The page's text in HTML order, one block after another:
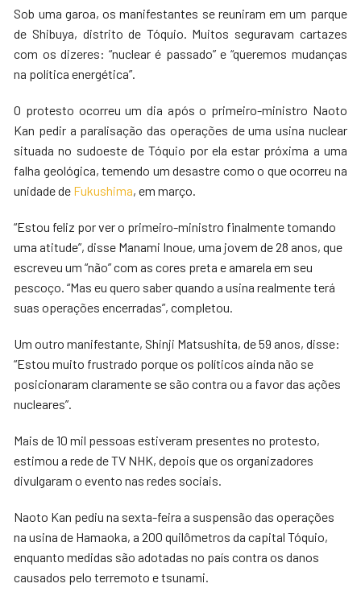
Sob uma garoa, os manifestantes se reuniram em um parque
de Shibuya, distrito de Tóquio. Muitos seguravam cartazes
com os dizeres: “nuclear é passado” e “queremos mudanças
na política energética”.
O protesto ocorreu um dia após o primeiro-ministro Naoto
Kan pedir a paralisação das operações de uma usina nuclear
situada no sudoeste de Tóquio por ela estar próxima a uma
falha geológica, temendo um desastre como o que ocorreu na
unidade de Fukushima, em março.
“Estou feliz por ver o primeiro-ministro finalmente tomando
uma atitude”, disse Manami Inoue, uma jovem de 28 anos, que
escreveu um “não” com as cores preta e amarela em seu
pescoço. “Mas eu quero saber quando a usina realmente terá
suas operações encerradas”, completou.
Um outro manifestante, Shinji Matsushita, de 59 anos, disse:
“Estou muito frustrado porque os políticos ainda não se
posicionaram claramente se são contra ou a favor das ações
nucleares”.
Mais de 10 mil pessoas estiveram presentes no protesto,
estimou a rede de TV NHK, depois que os organizadores
divulgaram o evento nas redes sociais.
Naoto Kan pediu na sexta-feira a suspensão das operações
na usina de Hamaoka, a 200 quilômetros da capital Tóquio,
enquanto medidas são adotadas no país contra os danos
causados pelo terremoto e tsunami.